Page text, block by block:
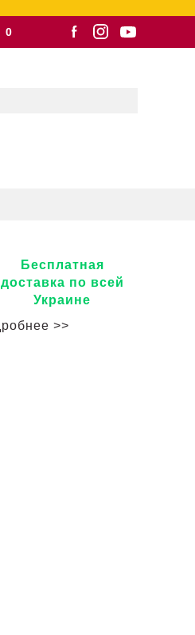
0
Бесплатная
доставка по всей
Украине
>>